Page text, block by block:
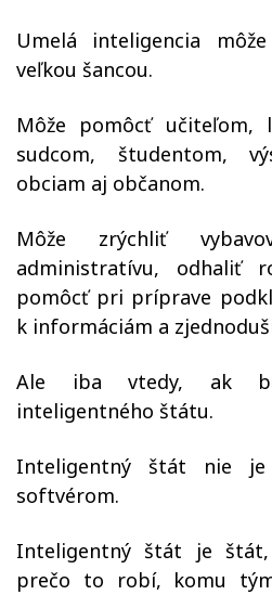
Umelá inteligencia
veľkou šancou.
Môže pomôcť učiteľom,
sudcom, študentom,
obciam aj občanom.
Môže zrýchliť
administratívu, odhaliť
pomôcť pri príprave
k informáciám a
Ale iba vtedy, ak
inteligentného štátu.
Inteligentný štát nie
softvérom.
Inteligentný štát je
prečo to robí, komu